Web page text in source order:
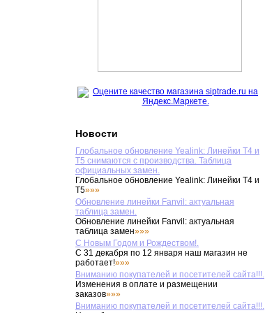
Новости
Глобальное обновление Yealink: Линейки T4 и
T5 снимаются с производства. Таблица
официальных замен.
Глобальное обновление Yealink: Линейки T4 и
T5»»»
Обновление линейки Fanvil: актуальная
таблица замен.
Обновление линейки Fanvil: актуальная
таблица замен»»»
С Новым Годом и Рождеством!.
С 31 декабря по 12 января наш магазин не
работает!»»»
Вниманию покупателей и посетителей сайта!!!.
Изменения в оплате и размещении
заказов»»»
Вниманию покупателей и посетителей сайта!!!.